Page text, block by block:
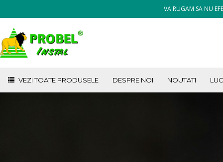
VA RUGAM SA NU
VEZI TOATE PRODUSELE DESPRE NOI NOUTATI